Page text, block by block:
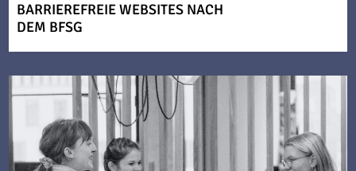
BARRIEREFREIE WEBSITES NACH
DEM BFSG